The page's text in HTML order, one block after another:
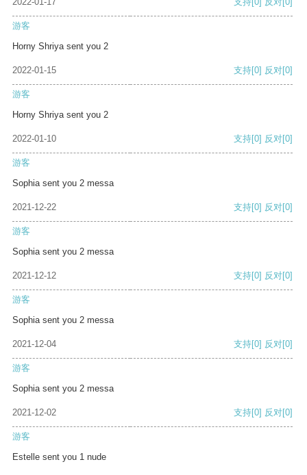
游客
Horny Shriya sent you 2
2022-01-15 支持[0] 反对[0]
游客
Horny Shriya sent you 2
2022-01-10 支持[0] 反对[0]
游客
Sophia sent you 2 messa
2021-12-22 支持[0] 反对[0]
游客
Sophia sent you 2 messa
2021-12-12 支持[0] 反对[0]
游客
Sophia sent you 2 messa
2021-12-04 支持[0] 反对[0]
游客
Sophia sent you 2 messa
2021-12-02 支持[0] 反对[0]
游客
Estelle sent you 1 nude